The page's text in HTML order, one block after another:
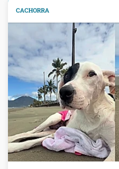
CACHORRA